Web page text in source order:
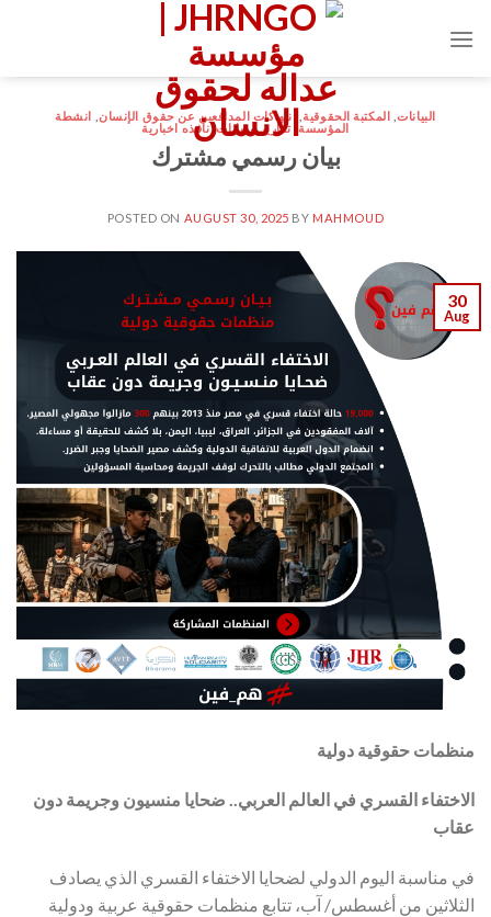
البيانات, المكتبة الحقوقية, انتهاكات المدافعين عن حقوق الإنسان, انشطة
المؤسسة
تقارير و بيانات,نافذه اخبارية
بيان رسمي مشترك
POSTED ON AUGUST 30, 2025 BY MAHMOUD
30
Aug
منظمات حقوقية دولية
الاختفاء القسري في العالم العربي.. ضحايا منسيون وجريمة دون
عقاب
في مناسبة اليوم الدولي لضحايا الاختفاء القسري الذي يصادف
الثلاثين من أغسطس/ آب، تتابع منظمات حقوقية عربية ودولية